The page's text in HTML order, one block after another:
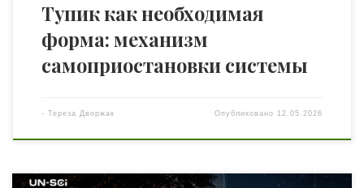
Тупик как необходимая
форма: механизм
самоприостановки системы
- Тереза Дворжак Опубликовано 12.05.2026